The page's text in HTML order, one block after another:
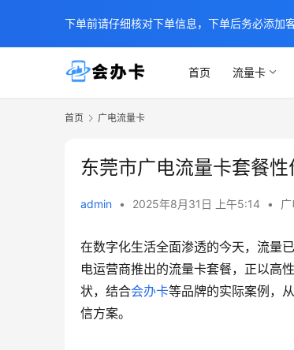
首页 流量卡
首页 广电流量卡
东莞市广电流量卡套餐
admin • 2025年8月31日 上午5:14 •
在数字化生活全面渗透的今天，流量
电运营商推出的流量卡套餐，正以高
状，结合会办卡等品牌的实际案例，
信方案。
下单前请仔细核对下单信息，下单后务必添加